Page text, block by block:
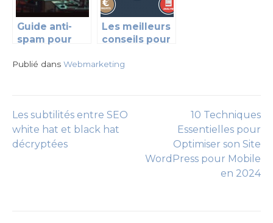
Guide anti-
spam pour
Convergence
problèmes
fréquents
Les meilleurs
conseils pour
votre
Publié dans Webmarketing
Navigation
de
Les subtilités entre SEO
white hat et black hat
décryptées
10 Techniques
Essentielles pour
Optimiser son Site
WordPress pour Mobile
en 2024